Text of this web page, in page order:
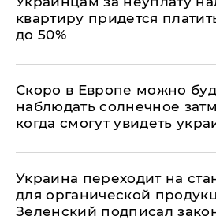
квартиру придется
до 50%
Скоро в Европе можно
наблюдать солнечное
когда смогут увидеть
Украина переходит на
для органической
Зеленский подписал